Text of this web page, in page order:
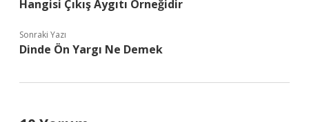
Hangisi Çıkış Aygıtı Örneğidir
Sonraki Yazı
Dinde Ön Yargı Ne Demek